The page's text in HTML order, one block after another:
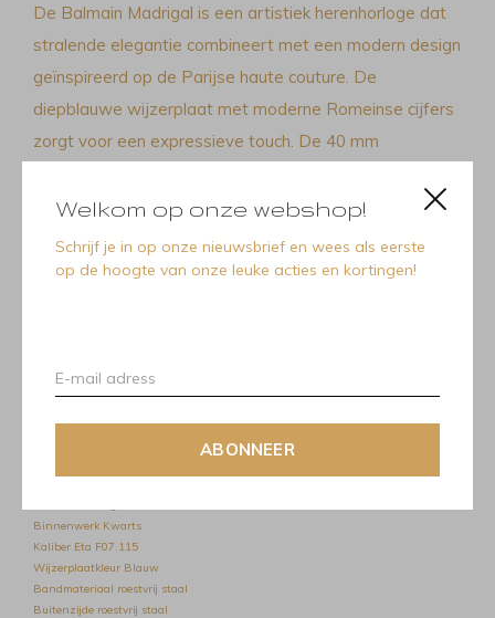
Welkom op onze webshop!
Schrijf je in op onze nieuwsbrief en wees als eerste
op de hoogte van onze leuke acties en kortingen!
ABONNEER
De Balmain Madrigal is een artistiek herenhorloge dat
stralende elegantie combineert met een modern design
geïnspireerd op de Parijse haute couture. De
diepblauwe wijzerplaat met moderne Romeinse cijfers
zorgt voor een expressieve touch. De 40 mm
bijpassende band bieden dagelijkse verfijning. Dit
Swiss Made horloge is voorzien van saffierkristalglas.
Kastroestvrij staal
Vorm van de kast Rond
Gewicht114 gram
Binnenwerk Kwarts
Kaliber Eta F07.115
Wijzerplaatkleur Blauw
Bandmateriaal roestvrij staal
Buitenzijde roestvrij staal